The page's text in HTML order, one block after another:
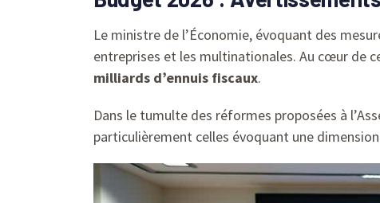
Le ministre de l’Économie, évoquant des
entreprises et les multinationales. Au cœur de
milliards d’ennuis fiscaux.
Dans le tumulte des réformes proposées à
particulièrement celles évoquant une